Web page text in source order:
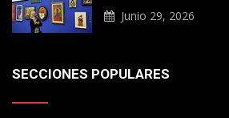
Junio 29, 2026
SECCIONES POPULARES